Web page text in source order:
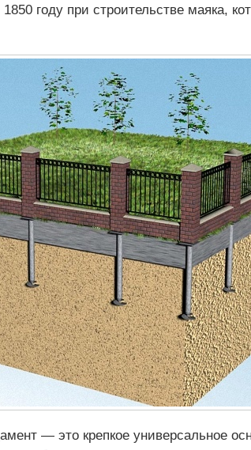
году при строительстве маяка,
— это крепкое универсальное